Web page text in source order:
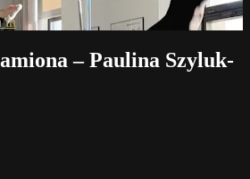
in
– Paulina Szyluk-